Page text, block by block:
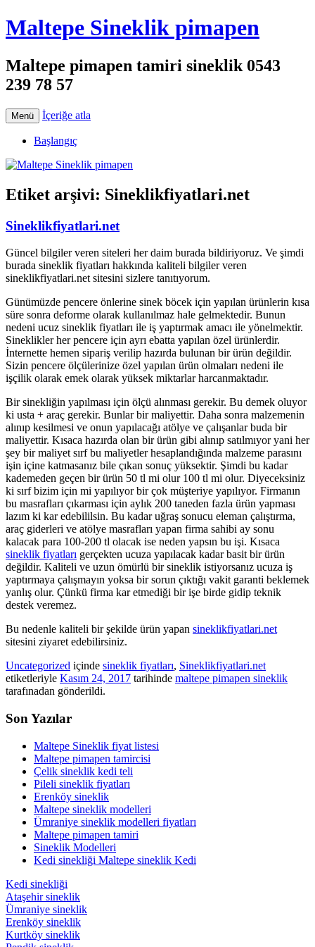
Maltepe Sineklik pimapen
Maltepe pimapen tamiri sineklik 0543
239 78 57
Menü İçeriğe atla
Başlangıç
Etiket arşivi: Sineklikfiyatlari.net
Sineklikfiyatlari.net
Güncel bilgiler veren siteleri her daim burada bildiriyoruz. Ve şimdi
burada sineklik fiyatları hakkında kaliteli bilgiler veren
sineklikfiyatlari.net sitesini sizlere tanıtıyorum.
Günümüzde pencere önlerine sinek böcek için yapılan ürünlerin kısa
süre sonra deforme olarak kullanılmaz hale gelmektedir. Bunun
nedeni ucuz sineklik fiyatları ile iş yaptırmak amacı ile yönelmektir.
Sineklikler her pencere için ayrı ebatta yapılan özel ürünlerdir.
İnternette hemen sipariş verilip hazırda bulunan bir ürün değildir.
Sizin pencere ölçülerinize özel yapılan ürün olmaları nedeni ile
işçilik olarak emek olarak yüksek miktarlar harcanmaktadır.
Bir sinekliğin yapılması için ölçü alınması gerekir. Bu demek oluyor
ki usta + araç gerekir. Bunlar bir maliyettir. Daha sonra malzemenin
alınıp kesilmesi ve onun yapılacağı atölye ve çalışanlar buda bir
maliyettir. Kısaca hazırda olan bir ürün gibi alınıp satılmıyor yani her
şey bir maliyet sırf bu maliyetler hesaplandığında malzeme parasını
işin içine katmasanız bile çıkan sonuç yüksektir. Şimdi bu kadar
kademeden geçen bir ürün 50 tl mi olur 100 tl mi olur. Diyeceksiniz
ki sırf bizim için mi yapılıyor bir çok müşteriye yapılıyor. Firmanın
bu masrafları çıkarması için aylık 200 taneden fazla ürün yapması
lazım ki kar edebililsin. Bu kadar uğraş sonucu eleman çalıştırma,
araç giderleri ve atölye masrafları yapan firma sahibi ay sonu
kalacak para 100-200 tl olacak ise neden yapsın bu işi. Kısaca
sineklik fiyatları gerçekten ucuza yapılacak kadar basit bir ürün
değildir. Kaliteli ve uzun ömürlü bir sineklik istiyorsanız ucuza iş
yaptırmaya çalışmayın yoksa bir sorun çıktığı vakit garanti beklemek
yanlış olur. Çünkü firma kar etmediği bir işe birde gidip teknik
destek veremez.
Bu nedenle kaliteli bir şekilde ürün yapan sineklikfiyatlari.net
sitesini ziyaret edebilirsiniz.
Uncategorized içinde sineklik fiyatları, Sineklikfiyatlari.net
etiketleriyle Kasım 24, 2017 tarihinde maltepe pimapen sineklik
tarafınadan gönderildi.
Son Yazılar
Maltepe Sineklik fiyat listesi
Maltepe pimapen tamircisi
Çelik sineklik kedi teli
Pileli sineklik fiyatları
Erenköy sineklik
Maltepe sineklik modelleri
Ümraniye sineklik modelleri fiyatları
Maltepe pimapen tamiri
Sineklik Modelleri
Kedi sinekliği Maltepe sineklik Kedi
Kedi sinekliği
Ataşehir sineklik
Ümraniye sineklik
Erenköy sineklik
Kurtköy sineklik